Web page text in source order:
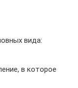
вида:
в которое